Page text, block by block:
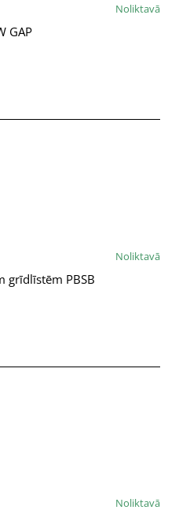
Noliktavā
GAP
Noliktavā
grīdlīstēm PBSB
Noliktavā